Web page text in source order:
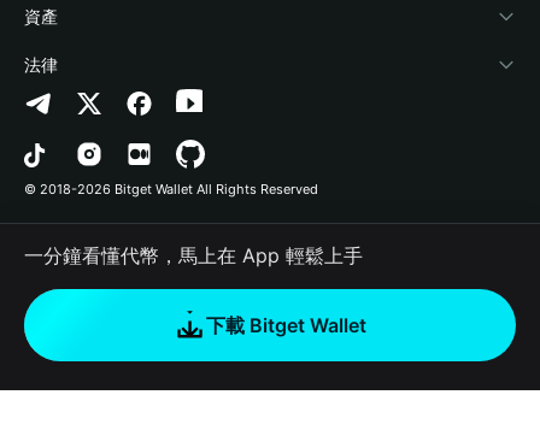
幫助中心
‌聯繫我們
品牌資源
工作機會
Crypto Swap API
Altcoin Season Index
Prediction Markets
DApp
RWA
如何購買加密貨幣
Bitget Wallet Pay
合作上架
安全防護技術
快捷買幣
授權檢測
合約檢測
批次轉帳
資產
Arbitrum
Avalanche
Bitcoin
Polygon
法律
隱私協議
用戶使用協議
© 2018-2026 Bitget Wallet All Rights Reserved
一分鐘看懂代幣，馬上在 App 輕鬆上手
下載 Bitget Wallet